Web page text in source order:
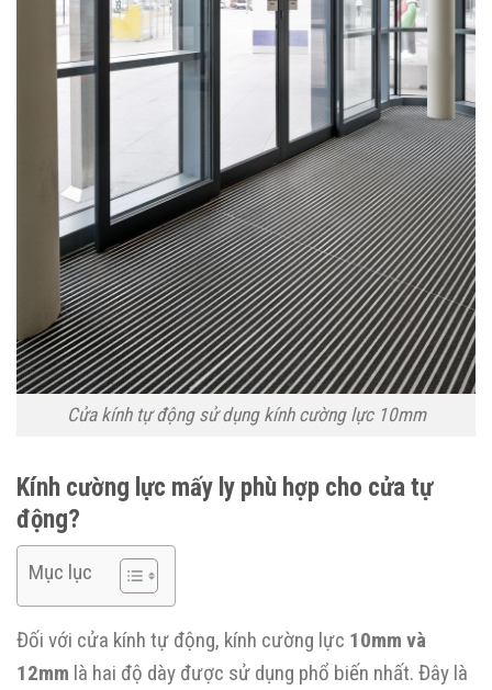
Cửa kính tự động sử dụng kính cường lực 10mm
Kính cường lực mấy ly phù hợp cho cửa tự
động?
Mục lục
Đối với cửa kính tự động, kính cường lực 10mm và
12mm là hai độ dày được sử dụng phổ biến nhất. Đây là